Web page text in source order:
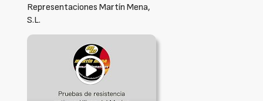
Representaciones Martín Mena,
S.L.